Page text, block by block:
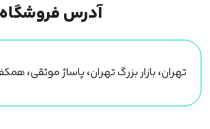
آدرس فروشگاه
تهران، بازار بزرگ تهران، پاساژ موثقی، همکف